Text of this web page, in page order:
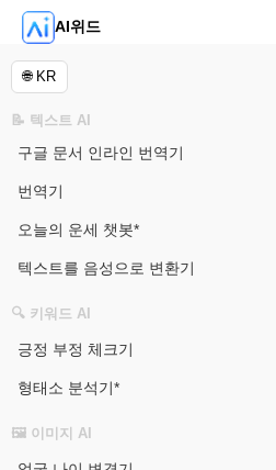
AI위드
🌐 KR
📝 텍스트 AI
구글 문서 인라인 번역기
번역기
오늘의 운세 챗봇*
텍스트를 음성으로 변환기
🔍 키워드 AI
긍정 부정 체크기
형태소 분석기*
🖼️ 이미지 AI